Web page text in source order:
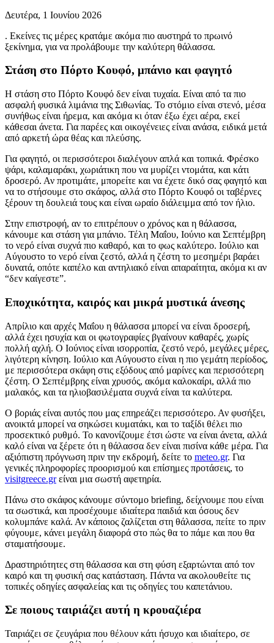
Δευτέρα, 1 Ιουνίου 2026
. Εκείνες τις μέρες κρατάμε ακόμα πιο αυστηρά το πρωινό
ξεκίνημα, για να προλάβουμε την καλύτερη θάλασσα.
Στάση στο Πόρτο Κουφό, μπάνιο και φαγητό
Η στάση στο Πόρτο Κουφό δεν είναι τυχαία. Είναι από τα πιο
ασφαλή φυσικά λιμάνια της Σιθωνίας. Το στόμιο είναι στενό, μέσα
συνήθως είναι ήρεμα, και ακόμα κι όταν έξω έχει αέρα, εκεί
κάθεσαι άνετα. Για παρέες και οικογένειες είναι ανάσα, ειδικά μετά
από αρκετή ώρα θέας και πλεύσης.
Για φαγητό, οι περισσότεροι διαλέγουν απλά και τοπικά. Φρέσκο
ψάρι, καλαμαράκι, χωριάτικη που να μυρίζει ντομάτα, και κάτι
δροσερό. Αν προτιμάτε, μπορείτε και να έχετε δικό σας φαγητό και
να το στήσουμε στο σκάφος, αλλά στο Πόρτο Κουφό οι ταβέρνες
ξέρουν τη δουλειά τους και είναι ωραίο διάλειμμα από τον ήλιο.
Στην επιστροφή, αν το επιτρέπουν ο χρόνος και η θάλασσα,
κάνουμε και στάση για μπάνιο. Τέλη Μαΐου, Ιούνιο και Σεπτέμβρη
το νερό είναι συχνά πιο καθαρό, και το φως καλύτερο. Ιούλιο και
Αύγουστο το νερό είναι ζεστό, αλλά η ζέστη το μεσημέρι βαράει
δυνατά, οπότε καπέλο και αντηλιακό είναι απαραίτητα, ακόμα κι αν
“δεν καίγεστε”.
Εποχικότητα, καιρός και μικρά μυστικά άνεσης
Απρίλιο και αρχές Μαΐου η θάλασσα μπορεί να είναι δροσερή,
αλλά έχει ησυχία και οι φωτογραφίες βγαίνουν καθαρές, χωρίς
πολλή αχλή. Ο Ιούνιος είναι ισορροπία, ζεστό νερό, μεγάλες μέρες,
λιγότερη κίνηση. Ιούλιο και Αύγουστο είναι η πιο γεμάτη περίοδος,
με περισσότερα σκάφη στις εξόδους από μαρίνες και περισσότερη
ζέστη. Ο Σεπτέμβρης είναι χρυσός, ακόμα καλοκαίρι, αλλά πιο
μαλακός, και τα ηλιοβασιλέματα συχνά είναι τα καλύτερα.
Ο βοριάς είναι αυτός που μας επηρεάζει περισσότερο. Αν φυσήξει,
ανοικτά μπορεί να σηκώσει κυματάκι, και το ταξίδι θέλει πιο
προσεκτικό ρυθμό. Το κανονίζουμε έτσι ώστε να είναι άνετα, αλλά
καλό είναι να ξέρετε ότι η θάλασσα δεν είναι πισίνα κάθε μέρα. Για
αξιόπιστη πρόγνωση πριν την εκδρομή, δείτε το meteo.gr. Για
γενικές πληροφορίες προορισμού και επίσημες προτάσεις, το
visitgreece.grείναι μια σωστή αφετηρία.
Πάνω στο σκάφος κάνουμε σύντομο briefing, δείχνουμε που είναι
τα σωστικά, και προσέχουμε ιδιαίτερα παιδιά και όσους δεν
κολυμπάνε καλά. Αν κάποιος ζαλίζεται στη θάλασσα, πείτε το πριν
φύγουμε, κάνει μεγάλη διαφορά στο πώς θα το πάμε και που θα
σταματήσουμε.
Δραστηριότητες στη θάλασσα και στη φύση εξαρτώνται από τον
καιρό και τη φυσική σας κατάσταση. Πάντα να ακολουθείτε τις
τοπικές οδηγίες ασφαλείας και τις οδηγίες του καπετάνιου.
Σε ποιους ταιριάζει αυτή η κρουαζιέρα
Ταιριάζει σε ζευγάρια που θέλουν κάτι ήσυχο και ιδιαίτερο, σε